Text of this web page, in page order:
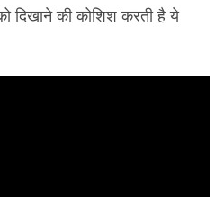
दिखाने की कोशिश करती है ये